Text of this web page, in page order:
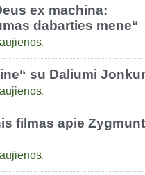
ex machina:
dabarties mene“
.
su Daliumi
.
filmas apie
.